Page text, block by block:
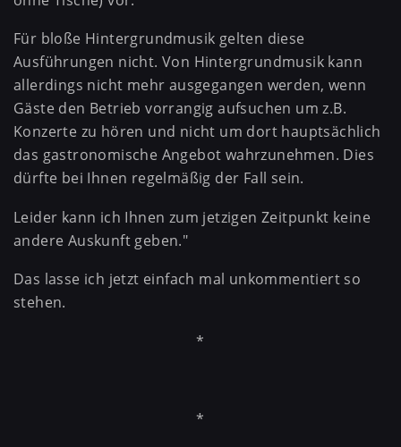
Für bloße Hintergrundmusik gelten diese
Ausführungen nicht. Von Hintergrundmusik kann
allerdings nicht mehr ausgegangen werden, wenn
Gäste den Betrieb vorrangig aufsuchen um z.B.
Konzerte zu hören und nicht um dort hauptsächlich
das gastronomische Angebot wahrzunehmen. Dies
dürfte bei Ihnen regelmäßig der Fall sein.
Leider kann ich Ihnen zum jetzigen Zeitpunkt keine
andere Auskunft geben."
Das lasse ich jetzt einfach mal unkommentiert so
stehen.
*
*